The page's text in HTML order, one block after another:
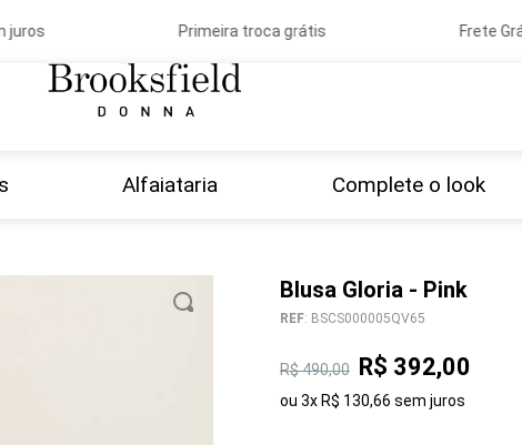
Primeira troca grátis Frete
Alfaiataria Complete o look
Blusa Gloria - Pink
REF: BSCS000005QV65
R$490,00 R$ 392,00
ou 3x R$ 130,66 sem juros